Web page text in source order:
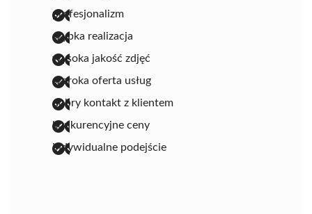
profesjonalizm
szybka realizacja
wysoka jakość zdjęć
szeroka oferta usług
dobry kontakt z klientem
konkurencyjne ceny
indywidualne podejście